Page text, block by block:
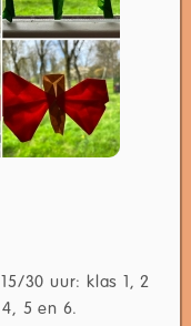
30 uur: klas 1, 2
5 en 6.